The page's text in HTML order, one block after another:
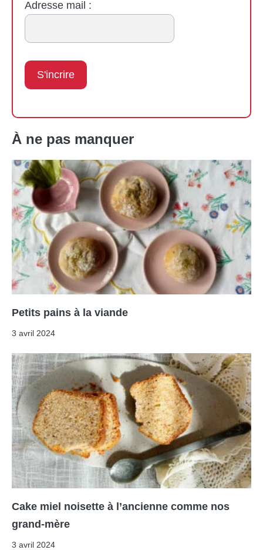
Adresse mail :
À ne pas manquer
Petits pains à la viande
3 avril 2024
Cake miel noisette à l’ancienne comme nos
grand-mère
3 avril 2024